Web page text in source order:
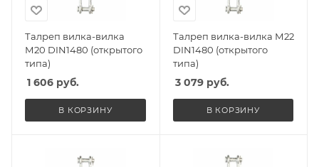
Талреп вилка-вилка
М20 DIN1480 (открытого
типа)
1 606 руб.
В КОРЗИНУ
Талреп вилка-вилка М22
DIN1480 (открытого
типа)
3 079руб.
В КОРЗИНУ